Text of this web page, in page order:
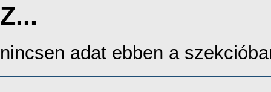
Z...
nincsen adat ebben a